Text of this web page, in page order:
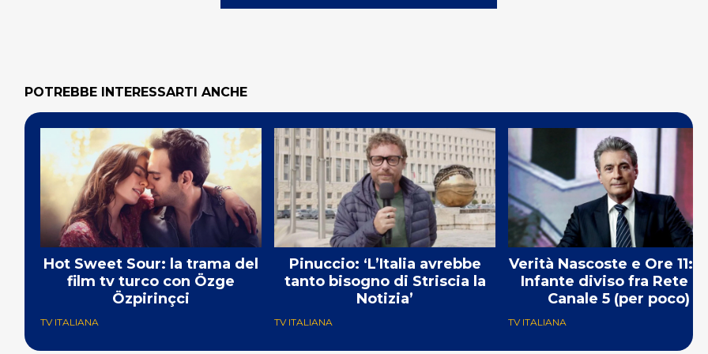
POTREBBE INTERESSARTI ANCHE
Hot Sweet Sour: la trama del
film tv turco con Özge
Özpirinçci
TV ITALIANA
Pinuccio: ‘L’Italia avrebbe
tanto bisogno di Striscia la
Notizia’
TV ITALIANA
Verità Nascoste e Ore 11:
Infante diviso fra Rete 4 e
Canale 5 (per poco)
TV ITALIANA